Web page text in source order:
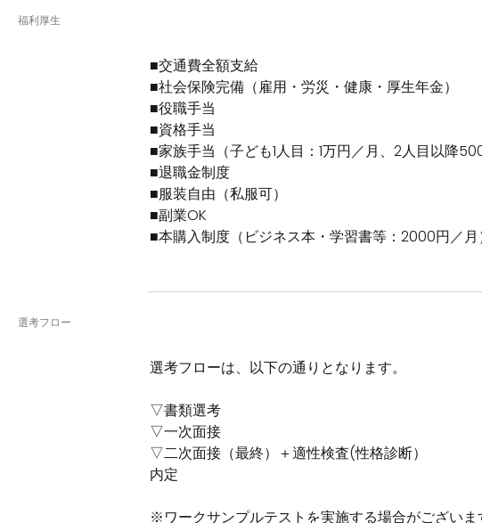
福利厚生
■交通費全額支給
■社会保険完備（雇用・労災・健康・厚生年金）
■役職手当
■資格手当
■家族手当（子ども1人目：1万円／月、2人目以降
■退職金制度
■服装自由（私服可）
■副業OK
■本購入制度（ビジネス本・学習書等：2000円／月
選考フロー
選考フローは、以下の通りとなります。
▽書類選考
▽一次面接
▽二次面接（最終）＋適性検査(性格診断）
内定
※ワークサンプルテストを実施する場合がございま